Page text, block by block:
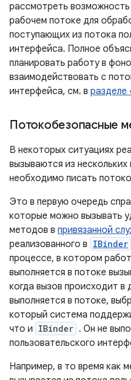
рассмотреть возможность
рабочем потоке для
поступающих из потока
интерфейса. Полное
планировать работу в
взаимодействовать с
интерфейса, см. в разделе
Потокобезопасные
В некоторых ситуациях
вызываются из
необходимо писать
Это в первую очередь
которые можно вызывать
методов в привязанной
реализованного в IBinder
процессе, в котором
выполняется в потоке
когда вызов происходит в
выполняется в потоке,
который система
что и IBinder . Он не
пользовательского
Например, в то время как